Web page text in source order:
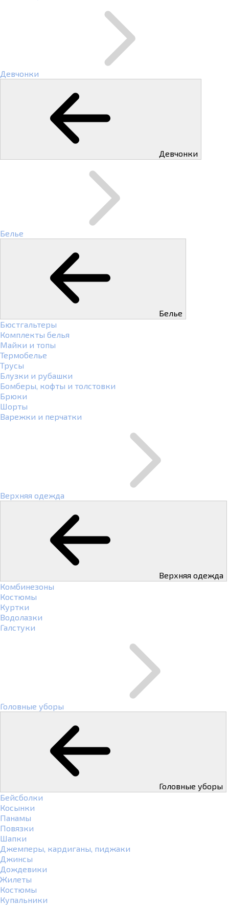
Девчонки
Девчонки
Белье
Белье
Бюстгальтеры
Комплекты белья
Майки и топы
Термобелье
Трусы
Блузки и рубашки
Бомберы, кофты и толстовки
Брюки
Шорты
Варежки и перчатки
Верхняя одежда
Верхняя одежда
Комбинезоны
Костюмы
Куртки
Водолазки
Галстуки
Головные уборы
Головные уборы
Бейсболки
Косынки
Панамы
Повязки
Шапки
Джемперы, кардиганы, пиджаки
Джинсы
Дождевики
Жилеты
Костюмы
Купальники